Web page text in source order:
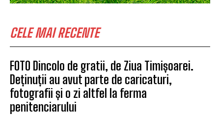
CELE MAI RECENTE
FOTO Dincolo de gratii, de Ziua Timișoarei.
Deținuții au avut parte de caricaturi,
fotografii și o zi altfel la ferma
penitenciarului